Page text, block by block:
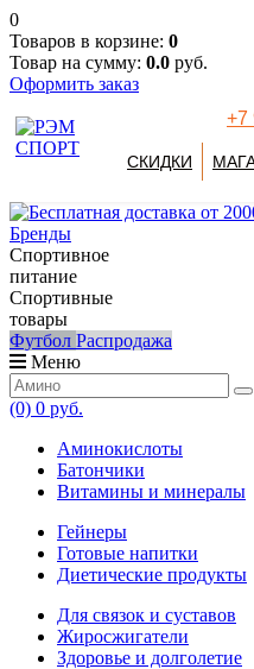
0
Товаров в корзине: 0
Товар на сумму: 0.0 руб.
Оформить заказ
+7
СКИДКИ
Бренды
Спортивное
питание
Спортивные
товары
Футбол Распродажа
Меню
(0) 0 руб.
Аминокислоты
Батончики
Витамины и минералы
Гейнеры
Готовые напитки
Диетические продукты
Для связок и суставов
Жиросжигатели
Здоровье и долголетие